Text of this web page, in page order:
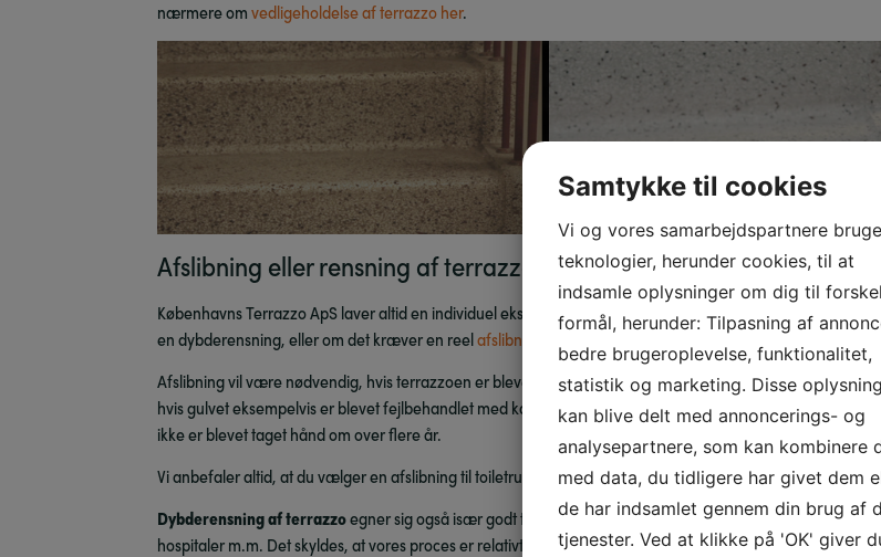
nærmere om vedligeholdelse af terrazzo her.
Afslibning eller rensning af terrazzogulv?
Københavns Terrazzo ApS laver altid en individuel ekspertvurdering af, hvorvidt jeres terrazzogulv kan
en dybderensning, eller om det kræver en reelafslibning
Afslibning vil være nødvendig, hvis terrazzoen er blevet beskadiget eller kalken har sat sig dybt. Dette kan
hvis gulvet eksempelvis er blevet fejlbehandlet med kalkfjerner og andre skrappe rengøringsmidler, eller
ikke er blevet taget hånd om over flere år.
Vi anbefaler altid, at du vælger en afslibning til toiletrummet.
Dybderensning af terrazzoegner sig også især godt til steder, hvor støv kan være til stor gene, såsom
hospitaler m.m. Det skyldes, at vores proces er relativt støvfri og tager kortere tid end en reel afslibning.
Samtykke til cookies
Vi og vores samarbejdspartnere
teknologier, herunder cookies, til at
indsamle oplysninger om dig til
formål, herunder: Tilpasning af
bedre brugeroplevelse, funktionalitet,
statistik og marketing. Disse
kan blive delt med annoncerings- og
analysepartnere, som kan kombinere
med data, du tidligere har givet dem
de har indsamlet gennem din brug af
tjenester. Ved at klikke på 'OK' giver